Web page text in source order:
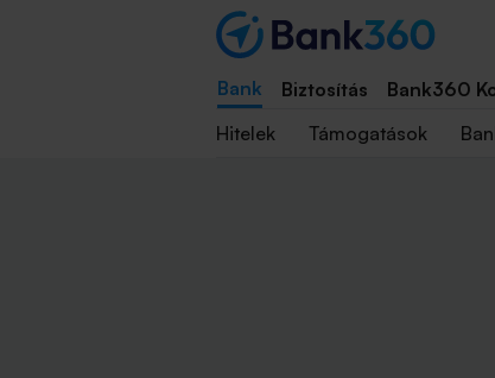
Bank Biztosítás Bank360
Hitelek
Támogatások